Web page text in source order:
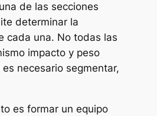
de las secciones
determinar la
cada una. No todas las
impacto y peso
necesario segmentar,
es formar un equipo